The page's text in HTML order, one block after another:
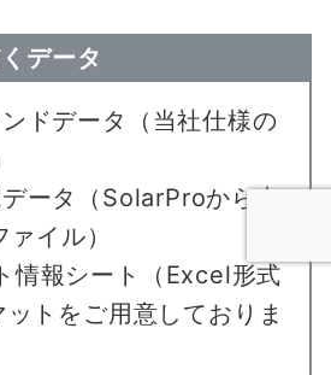
データ
ドデータ（当社仕様の
ータ（SolarProから出
イル）
情報シート（Excel形式
トをご用意しておりま